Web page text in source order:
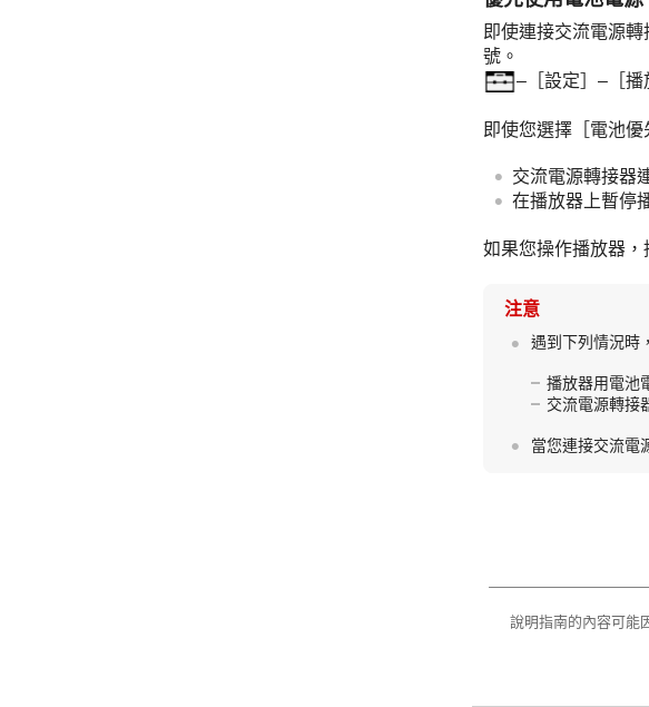
即使連接交流電源
號。
–［設定］–［播
即使您選擇［電池
交流電源轉接器
在播放器上暫停
如果您操作播放器，
注意
遇到下列情況時
播放器用電池
交流電源轉接
當您連接交流電
說明指南的內容可能